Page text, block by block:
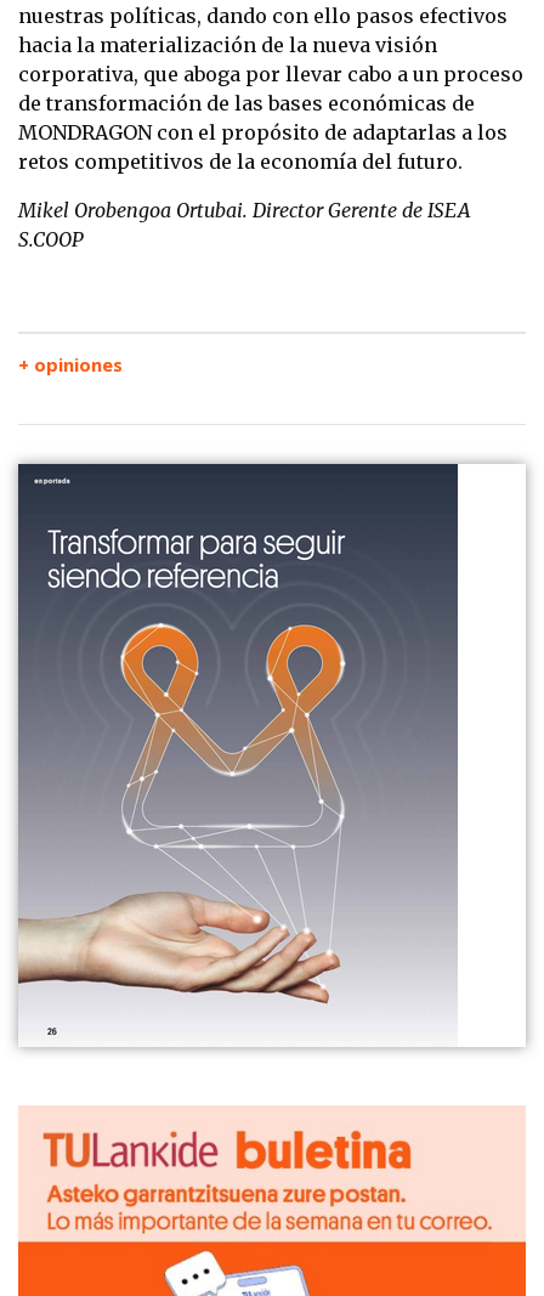
nuestras políticas, dando con ello pasos efectivos
hacia la materialización de la nueva visión
corporativa, que aboga por llevar cabo a un proceso
de transformación de las bases económicas de
MONDRAGON con el propósito de adaptarlas a los
retos competitivos de la economía del futuro.
Mikel Orobengoa Ortubai. Director Gerente de ISEA
S.COOP
+ opiniones